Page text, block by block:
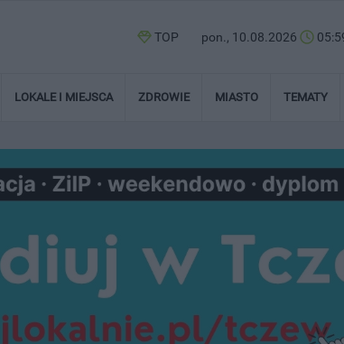
TOP pon., 10.08.2026
LOKALE I MIEJSCA ZDROWIE MIASTO TEMATY